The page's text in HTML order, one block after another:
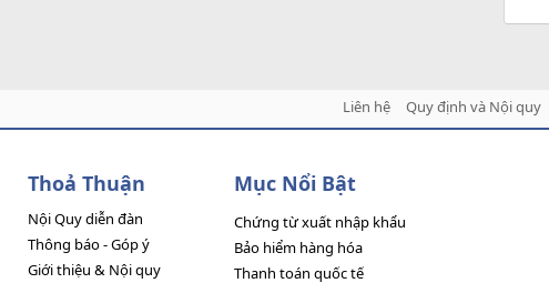
Liên hệ Quy định và Nội quy
Thoả Thuận
Nội Quy diễn đàn
Thông báo - Góp ý
Giới thiệu & Nội quy
Mục Nổi Bật
Chứng từ xuất nhập khẩu
Bảo hiểm hàng hóa
Thanh toán quốc tế